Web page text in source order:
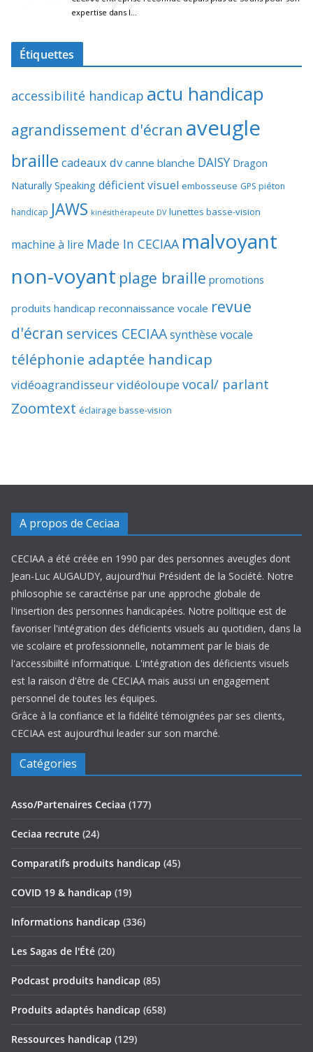
Étiquettes
accessibilité handicap actu handicap
agrandissement d'écran aveugle
braille cadeaux dv canne blanche DAISY Dragon
Naturally Speaking déficient visuel embosseuse GPS piéton
handicap JAWS kinésithérapeute DV lunettes basse-vision
machine à lire Made In CECIAA malvoyant
non-voyant plage braille promotions
produits handicap reconnaissance vocale revue
d'écran services CECIAAsynthèse vocale
téléphonie adaptée handicap
vidéoagrandisseurvidéoloupevocal/ parlant
Zoomtext éclairage basse-vision
A propos de Ceciaa
CECIAA a été créée en 1990 par des personnes aveugles dont
Jean-Luc AUGAUDY, aujourd'hui Président de la Société. Notre
philosophie se caractérise par une approche globale de
l'insertion des personnes handicapées. Notre politique est de
favoriser l'intégration des déficients visuels au quotidien, dans la
vie scolaire et professionnelle, notamment par le biais de
l'accessibiilté informatique. L'intégration des déficients visuels
est la raison d'être de CECIAA mais aussi un engagement
personnel de toutes les équipes.
Grâce à la confiance et la fidélité témoignées par ses clients,
CECIAA est aujourd’hui leader sur son marché.
Catégories
Asso/Partenaires Ceciaa (177)
Ceciaa recrute (24)
Comparatifs produits handicap (45)
COVID 19 & handicap (19)
Informations handicap (336)
Les Sagas de l'Été (20)
Podcast produits handicap (85)
Produits adaptés handicap (658)
Ressources handicap (129)